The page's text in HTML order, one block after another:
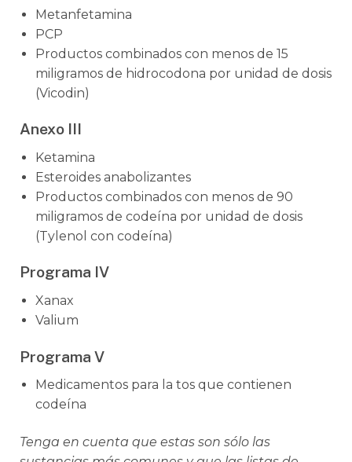
Metanfetamina
PCP
Productos combinados con menos de 15
miligramos de hidrocodona por unidad de dosis
(Vicodin)
Anexo III
Ketamina
Esteroides anabolizantes
Productos combinados con menos de 90
miligramos de codeína por unidad de dosis
(Tylenol con codeína)
Programa IV
Xanax
Valium
Programa V
Medicamentos para la tos que contienen
codeína
Tenga en cuenta que estas son sólo las